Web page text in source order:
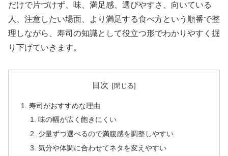
だけで片づけず、味、満足感、選びやすさ、向いている
人、注意したい場面、より満足する食べ方という順番で整
理しながら、寿司の知識として役立つ形でわかりやすく掘
り下げていきます。
目次
寿司がおすすめな理由
味の幅が広く飽きにくい
少量ずつ選べるので満腹感を調整しやすい
気分や体調に合わせてネタを変えやすい